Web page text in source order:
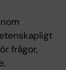
frågor,